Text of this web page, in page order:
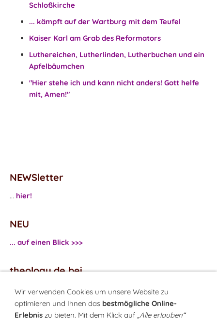
Schloßkirche
... kämpft auf der Wartburg mit dem Teufel
Kaiser Karl am Grab des Reformators
Luthereichen, Lutherlinden, Lutherbuchen und ein
Apfelbäumchen
"Hier stehe ich und kann nicht anders! Gott helfe
mit, Amen!"
NEWSletter
... hier!
NEU
... auf einen Blick >>>
theology.de bei
...Facebook
...Twitter
Wir verwenden Cookies um unsere Website zu
optimieren und Ihnen das bestmögliche Online-
Erlebnis zu bieten. Mit dem Klick auf „Alle erlauben“